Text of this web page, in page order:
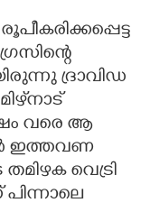
ദ്രാവിഡ
വരെ ആ
ഇത്തവണ
വെട്രി
പിന്നാലെ